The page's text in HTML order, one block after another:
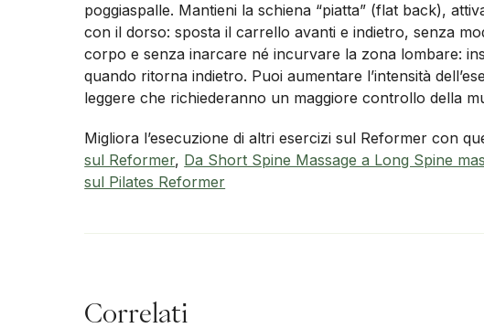
poggiaspalle. Mantieni la schiena “piatta” (flat back),
con il dorso: sposta il carrello avanti e indietro, senza
corpo e senza inarcare né incurvare la zona lombare:
quando ritorna indietro. Puoi aumentare l’intensità
leggere che richiederanno un maggiore controllo della
Migliora l’esecuzione di altri esercizi sul Reformer con
sul Reformer, Da Short Spine Massage a Long Spine
sul Pilates Reformer
Correlati